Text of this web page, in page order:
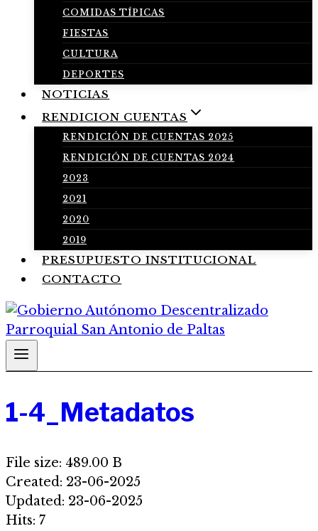
COMIDAS TÍPICAS
FIESTAS
CULTURA
DEPORTES
NOTICIAS
RENDICION CUENTAS
RENDICIÓN DE CUENTAS 2025
RENDICIÓN DE CUENTAS 2024
2023
2021
2020
2019
PRESUPUESTO INSTITUCIONAL
CONTACTO
1-4_Metadatos
File size: 489.00 B
Created: 23-06-2025
Updated: 23-06-2025
Hits: 7